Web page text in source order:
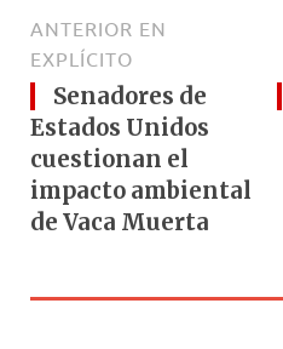
ANTERIOR EN
EXPLÍCITO
Senadores de
Estados Unidos
cuestionan el
impacto ambiental
de Vaca Muerta